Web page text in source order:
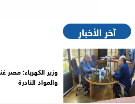
آخر الأخبار
وزير الكهرباء: مصر
والمواد النادرة